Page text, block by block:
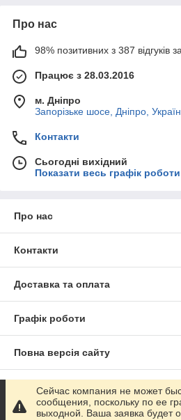
Про нас
98% позитивних з 387 відгуків
Працює з 28.03.2016
м. Дніпро
Запорізьке шосе, Дніпро,
Контакти
Сьогодні вихідний
Показати весь графік роботи
Про нас
Контакти
Доставка та оплата
Графік роботи
Повна версія сайту
Сайт створено на маркетплейсі
Сейчас компания не может
сообщения, поскольку по ее
выходной. Ваша заявка будет